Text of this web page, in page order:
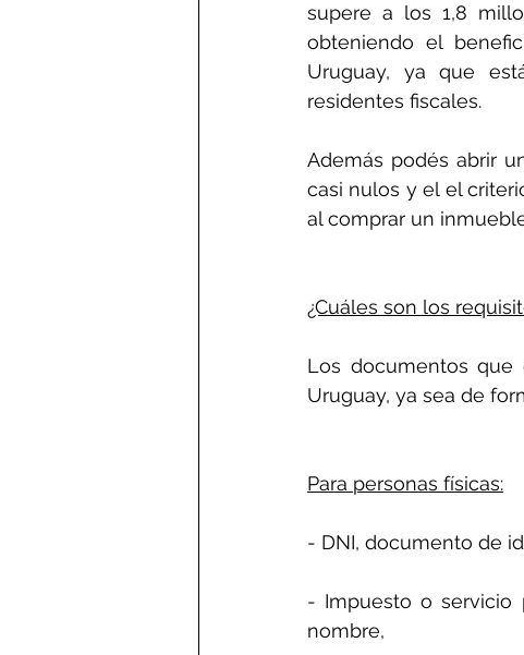
supere a los 1,8
obteniendo el
Uruguay, ya que
residentes fiscales.
Además podés abrir
casi nulos y el el
al comprar un
¿Cuáles son los
Los documentos que
Uruguay, ya sea de
Para personas físicas:
- DNI, documento de
- Impuesto o
nombre,